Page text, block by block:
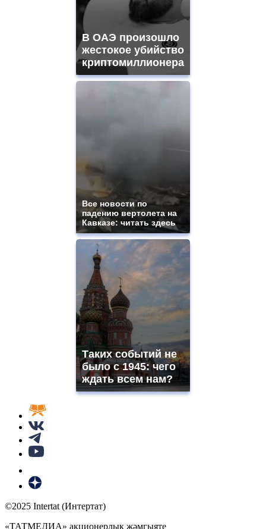
В ОАЭ произошло
жестокое убийство
криптомиллионера
Все новости по
падению вертолета на
Кавказе: читать здесь
Таких событий не
было с 1945: чего
ждать всем нам?
©2025 Intertat (Интертат)
«ТАТМЕДИА» акционерлык җәмгыяте